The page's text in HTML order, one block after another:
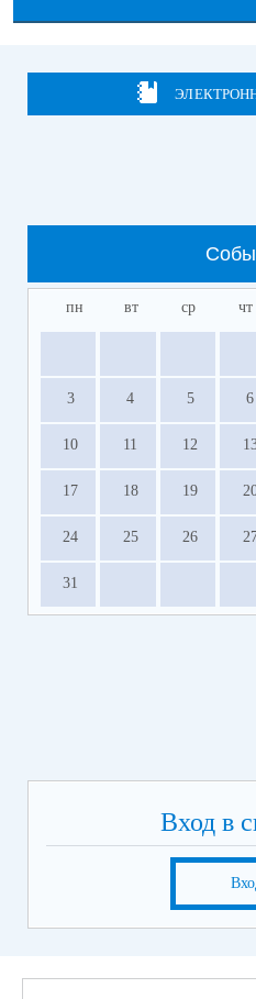
пн вт ср чт
3 4 5 6
10 11 12
17 18 19
24 25 26
31
Вход в